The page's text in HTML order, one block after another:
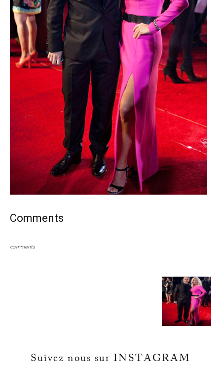
Comments
comments
Suivez nous sur INSTAGRAM